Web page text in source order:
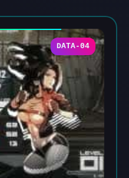
DATA-04